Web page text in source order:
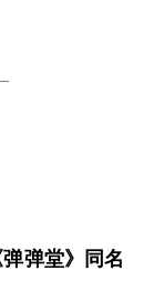
弹堂》同名